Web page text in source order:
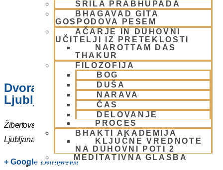
ŠRILA PRABHUPADA
BHAGAVAD GITA
GOSPODOVA PESEM
AČARJE IN DUHOVNI
UČITELJI IZ PRETEKLOSTI
NAROTTAM DAS
THAKUR
FILOZOFIJA
BOG
DUŠA
NARAVA
ČAS
DELOVANJE
PROCES
BHAKTI AKADEMIJA
KLJUČNE VREDNOTE
NA DUHOVNI POTI 2
MEDITATIVNA GLASBA
SKUPNOST
Dvorana – Center Hare Krišna v
Ljubljani
Žibertova 27
Ljubljana
Slovenia
+ Google Zemljevidi